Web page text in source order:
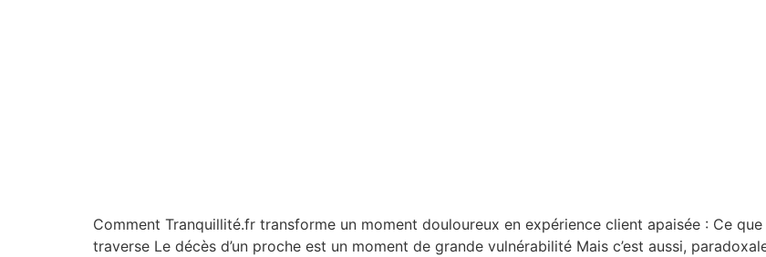
Comment Tranquillité.fr transforme un moment douloureux en expérience client apaisée : Ce
traverse Le décès d’un proche est un moment de grande vulnérabilité Mais c’est aussi,